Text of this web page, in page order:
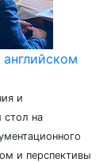
и
стол на
и перспективы